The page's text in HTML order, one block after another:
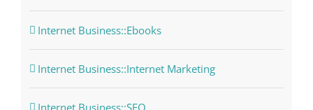
Internet Business::Ebooks
Internet Business::Internet Marketing